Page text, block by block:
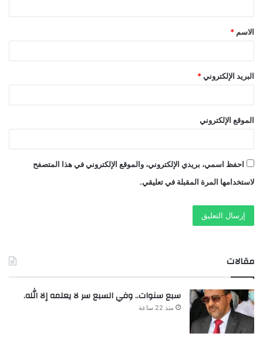
ق
*
الاسم *
البريد الإلكتروني *
الموقع الإلكتروني
احفظ اسمي، بريدي الإلكتروني، والموقع الإلكتروني في هذا المتصفح
لاستخدامها المرة المقبلة في تعليقي.
مقالات
سبع سنوات.. وفي السبع سر لا يعلمه إلا الله.
منذ 22 ساعة